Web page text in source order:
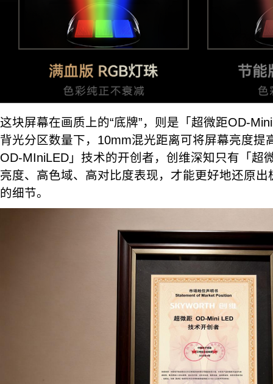
这块屏幕在画质上的“底牌”，则是「超微距OD-
背光分区数量下，10mm混光距离可将屏幕亮度提
OD-MIniLED」技术的开创者，创维深知只有「超
亮度、高色域、高对比度表现，才能更好地还原
的细节。